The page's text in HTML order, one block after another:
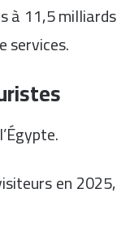
à 11,5 milliards
services.
en 2025,